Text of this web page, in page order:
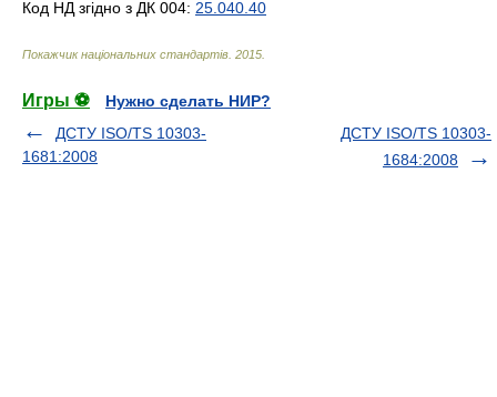
Код НД згідно з ДК 004: 25.040.40
Покажчик національних стандартів 2015
Игры ⚽
Нужно сделать НИР?
ДСТУ ISO/TS 10303-
1681:2008
ДСТУ ISO/TS 10303-
1684:2008